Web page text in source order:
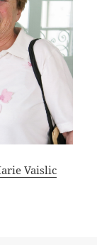
Vaislic